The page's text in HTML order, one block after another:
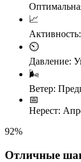
📈
Активность:
⏲️
Давление:
🌬️
Ветер:
📅
Нерест:
92%
Отличные